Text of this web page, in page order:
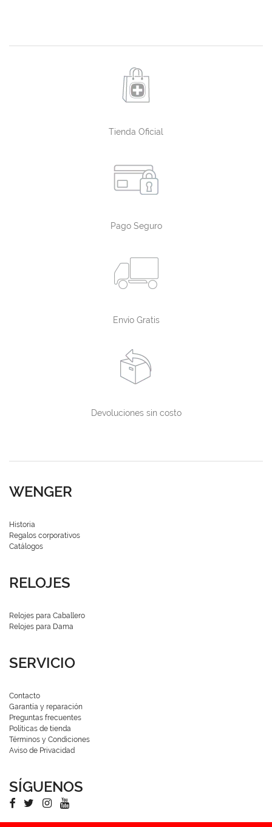
Tienda Oficial
Pago Seguro
Envío Gratis
Devoluciones sin costo
WENGER
Historia
Regalos corporativos
Catálogos
RELOJES
Relojes para Caballero
Relojes para Dama
SERVICIO
Contacto
Garantía y reparación
Preguntas frecuentes
Políticas de tienda
Términos y Condiciones
Aviso de Privacidad
SÍGUENOS